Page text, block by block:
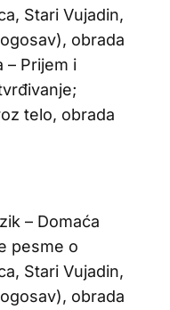
Stari Vujadin,
obrada
– Prijem i
telo, obrada
– Domaća
pesme o
Stari Vujadin,
obrada